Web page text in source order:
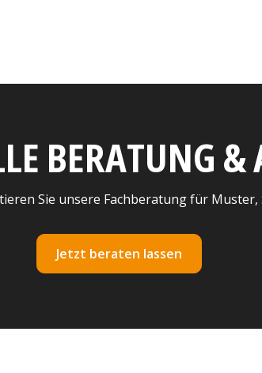
BERATUNG &
Sie unsere Fachberatung für
Jetzt beraten lassen